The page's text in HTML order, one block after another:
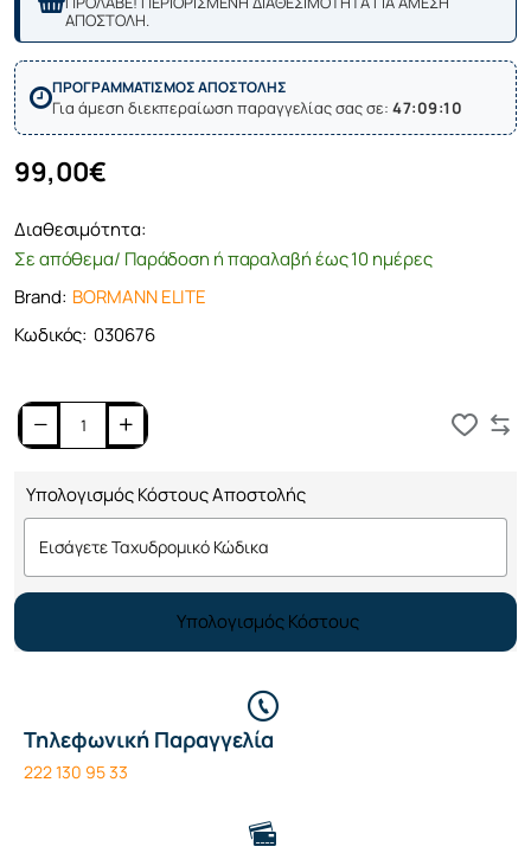
ΑΠΟΣΤΟΛΗ.
ΠΡΟΓΡΑΜΜΑΤΙΣΜΟΣ ΑΠΟΣΤΟΛΗΣ
Για άμεση διεκπεραίωση παραγγελίας σας σε: 47:09:10
Διαθεσιμότητα:
Σε απόθεμα/ Παράδοση ή παραλαβή έως 10 ημέρες
Brand: BORMANN ELITE
Κωδικός: 030676
99,00€
Υπολογισμός Κόστους Αποστολής
Υπολογισμός Κόστους
Τηλεφωνική Παραγγελία
222 130 95 33